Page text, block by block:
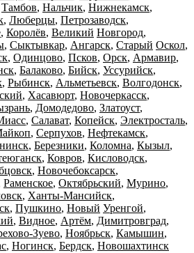
Тамбов, Нальчик, Нижнекамск,
, Люберцы, Петрозаводск,
, Королёв, Великий Новгород,
, Сыктывкар, Ангарск, Старый Оскол,
, Одинцово, Псков, Орск, Армавир,
, Балаково, Бийск, Уссурийск,
, Рыбинск, Альметьевск, Волгодонск,
, Хасавюрт, Новочеркасск,
, Домодедово, Златоуст,
, Салават, Копейск, Электросталь,
, Серпухов, Нефтекамск,
, Березники, Коломна, Кызыл,
, Ковров, Кисловодск,
, Новочебоксарск,
Раменское, Октябрьский, Мурино,
, Ханты-Мансийск,
, Пушкино, Новый Уренгой,
, Видное, Артём, Димитровград,
Зуево, Ноябрьск, Камышин,
, Ногинск, Бердск, Новошахтинск